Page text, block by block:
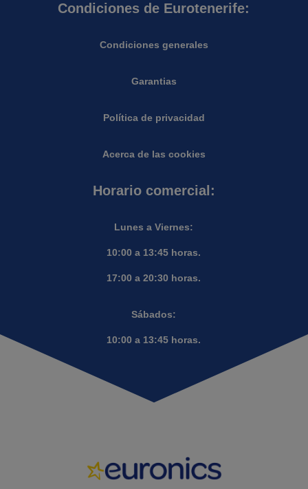
Condiciones de Eurotenerife:
Condiciones generales
Garantias
Política de privacidad
Acerca de las cookies
Horario comercial:
Lunes a Viernes:
10:00 a 13:45 horas.
17:00 a 20:30 horas.
Sábados:
10:00 a 13:45 horas.